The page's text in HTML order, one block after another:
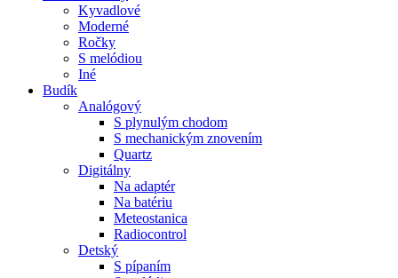
Kyvadlové
Moderné
Ročky
S melódiou
Iné
Budík
Analógový
S plynulým chodom
S mechanickým znovením
Quartz
Digitálny
Na adaptér
Na batériu
Meteostanica
Radiocontrol
Detský
S pípaním